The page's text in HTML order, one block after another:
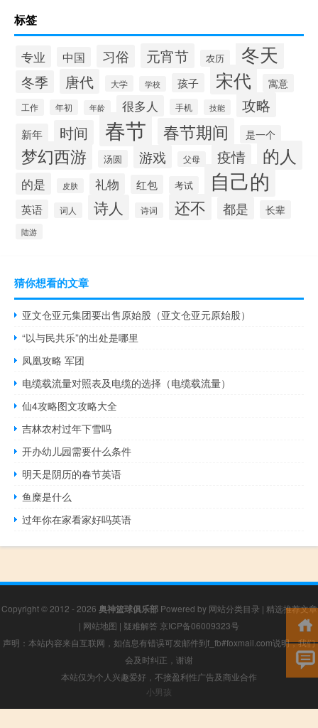
标签
专业 中国 习俗 元宵节 农历 冬天
冬季 唐代 大学 学校 孩子 宋代 寓意
工作 年初 年龄 很多人 手机 技能 攻略
新年 时间 春节 春节期间 是一个
梦幻西游 汤圆 游戏 父母 疫情 的人
的是 皮肤 礼物 红包 考试 自己的
英语 词人 诗人 诗词 还不 都是 长辈
陆游
猜你想看的文章
亚文仓亚元集团要出售原始股（亚文仓亚元原始股）
“以与民共乐”的出处是哪里
凤凰攻略 军团
电缆载流量对照表及电缆的选择（电缆载流量）
仙4攻略图文攻略大全
吉林农村过年下雪吗
开办幼儿园需要什么条件
明天是阴历的春节英语
鱼糜是什么
过年你在家看家好吗英语
Copyright © 2012 - 2026 奥神篮球俱乐部Powered by 网站分类目录 | 精选推荐文章
| 网站地图 | 疑难解答 京ICP备06009323号
声明：本站内容来自互联网，如信息有错误可发邮件到f_fb#foxmail.com说明，我们
会及时纠正，谢谢
本站仅为个人兴趣爱好，不接盈利性广告及商业合作
小男孩